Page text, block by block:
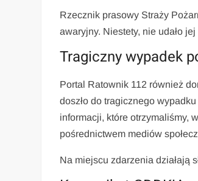
Rzecznik prasowy Straży
awaryjny. Niestety, nie udało
Tragiczny wypadek
Portal Ratownik 112 również
doszło do tragicznego
informacji, które otrzymaliśmy,
pośrednictwem mediów
Na miejscu zdarzenia działają